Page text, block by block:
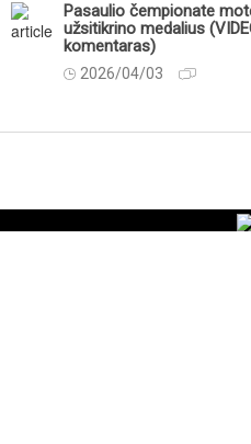
Pasaulio čempionate
užsitikrino medalius
komentaras)
2026/04/03